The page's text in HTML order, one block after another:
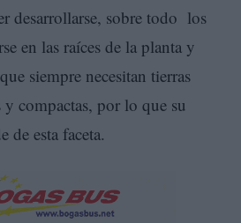
desarrollarse, sobre todo los
en las raíces de la planta y
siempre necesitan tierras
compactas, por lo que su
de esta faceta.